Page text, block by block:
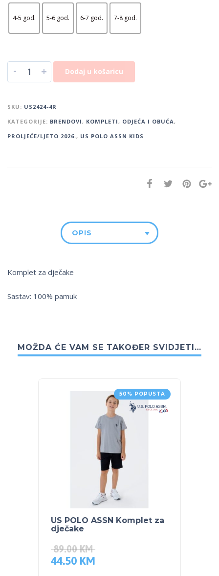
4-5 god. 5-6 god. 6-7 god. 7-8 god.
- + Dodaj u košaricu
SKU: US2424-4R
KATEGORIJE: BRENDOVI, KOMPLETI, ODJEĆA I OBUĆA,
PROLJEĆE/LJETO 2026., US POLO ASSN KIDS
OPIS
Komplet za dječake
Sastav: 100% pamuk
MOŽDA ĆE VAM SE TAKOĐER SVIDJETI…
50% POPUSTA
US POLO ASSN Komplet za
dječake
89.00KM
44.50 KM